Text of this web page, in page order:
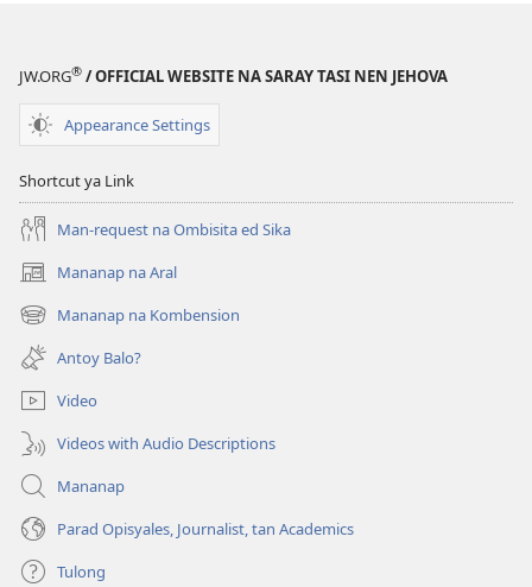
JW.ORG® / OFFICIAL WEBSITE NA SARAY TASI NEN JEHOVA
Appearance Settings
Shortcut ya Link
Man-request na Ombisita ed Sika
Mananap na Aral
(opens
new
window)
Mananap na Kombension
(opens
new
window)
Antoy Balo?
Video
Videos with Audio Descriptions
Mananap
Parad Opisyales, Journalist, tan Academics
Tulong